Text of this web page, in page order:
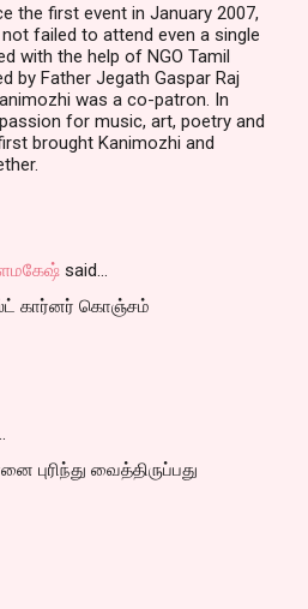
the first event in January 2007,
failed to attend even a single
with the help of NGO Tamil
by Father Jegath Gaspar Raj
was a co-patron. In
for music, art, poetry and
brought Kanimozhi and
said…
கார்னர் கொஞ்சம்
புரிந்து வைத்திருப்பது